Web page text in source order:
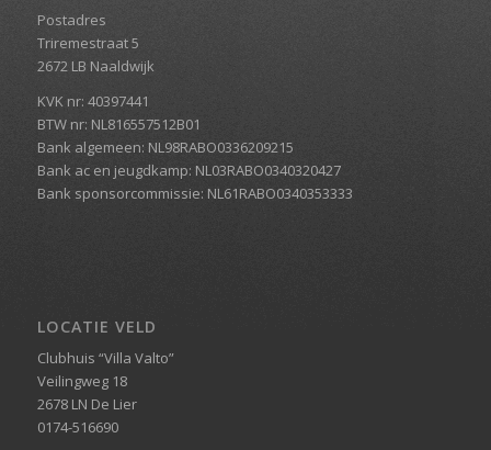
Postadres
Triremestraat 5
2672 LB Naaldwijk
KVK nr: 40397441
BTW nr: NL816557512B01
Bank algemeen: NL98RABO0336209215
Bank ac en jeugdkamp: NL03RABO0340320427
Bank sponsorcommissie: NL61RABO0340353333
LOCATIE VELD
Clubhuis “Villa Valto”
Veilingweg 18
2678 LN De Lier
0174-516690